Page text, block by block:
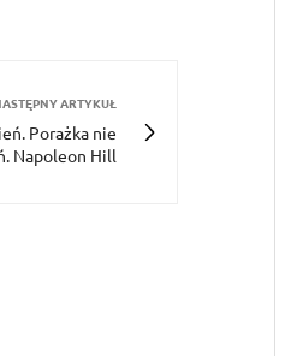
ARTYKUŁ
Porażka nie
Napoleon Hill